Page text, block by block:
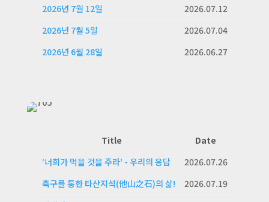
2026년 7월 12일
2026.07.12
2026년 7월 5일
2026.07.04
2026년 6월 28일
2026.06.27
Title
Date
‘너희가 먹을 것을 주라' - 우리의 응답
2026.07.26
축구를 통한 타산지석(他山之石)의 삶!
2026.07.19